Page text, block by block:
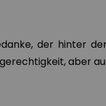
der hinter
aber